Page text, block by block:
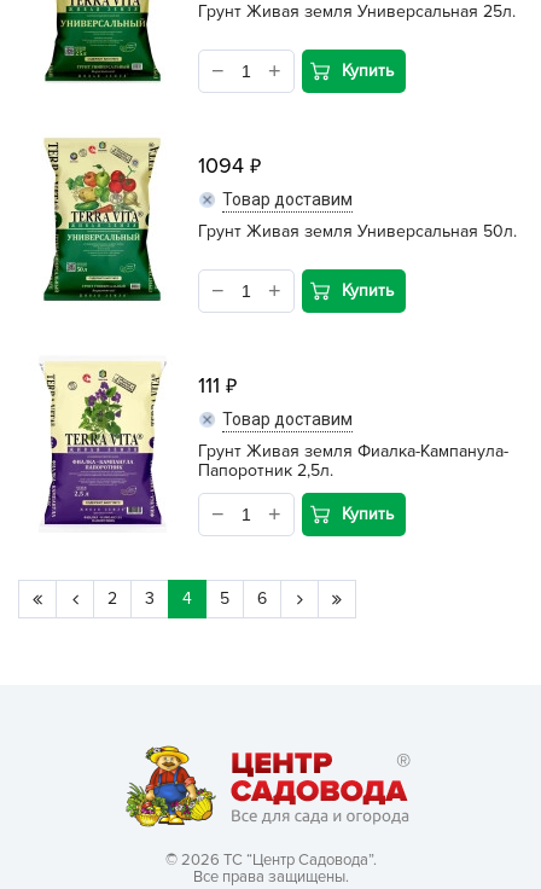
Грунт Живая земля Универсальная 25л.
Купить
1094
Товар доставим
Грунт Живая земля Универсальная 50л.
Купить
111
Товар доставим
Грунт Живая земля Фиалка-Кампанула-
Папоротник 2,5л.
Купить
2 3 4 5 6
© 2026 ТС “Центр Садовода”.
Все права защищены.